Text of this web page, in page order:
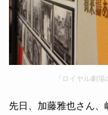
『ロイヤル劇
先日、加藤雅也さん